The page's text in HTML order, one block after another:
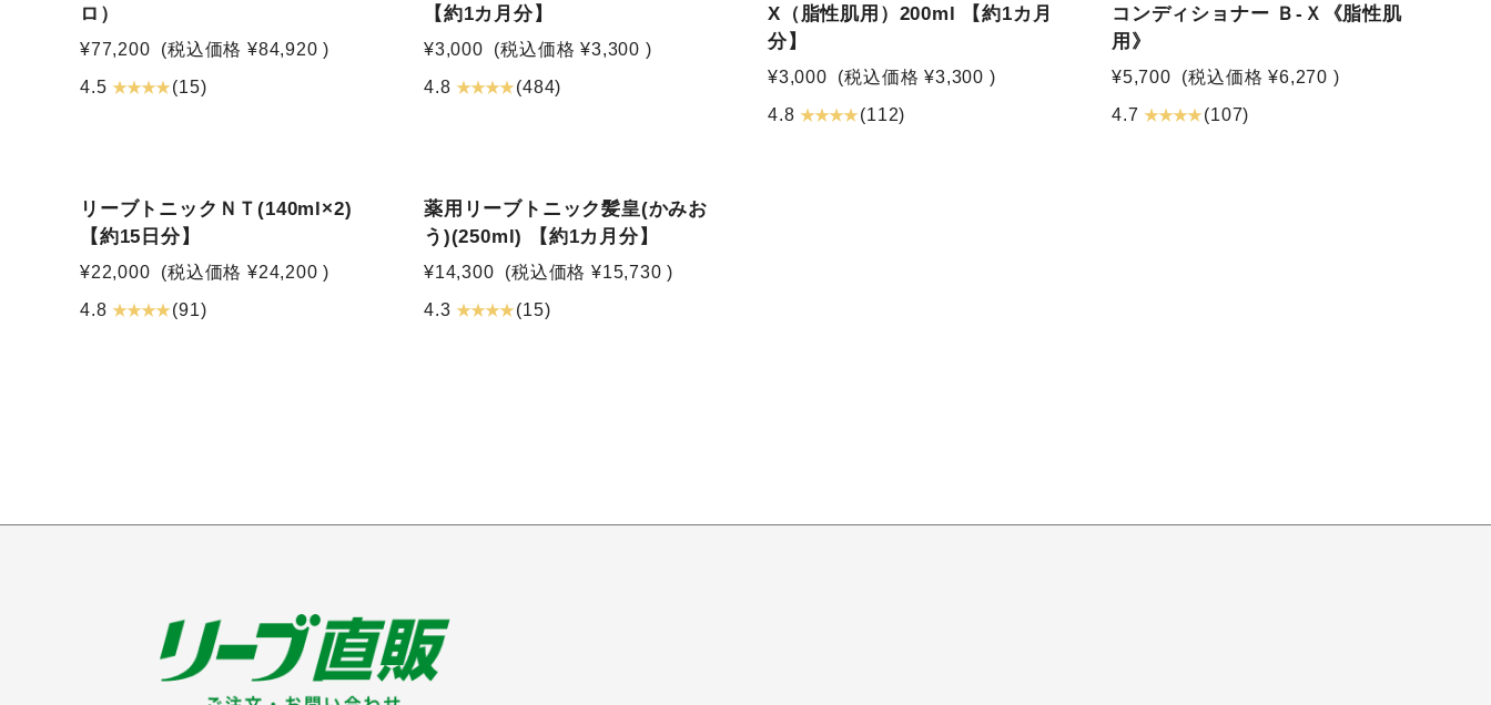
ロ）
¥77,200 (税込価格 ¥84,920 )
4.5 ★ ★ ★ ★(15)
【約1カ月分】
¥3,000 (税込価格 ¥3,300 )
4.8 ★ ★ ★ ★(484)
X（脂性肌用）200ml 【約1カ月
分】
¥3,000 (税込価格 ¥3,300 )
4.8 ★ ★ ★ ★(112)
コンディショナー Ｂ-Ｘ《脂性肌
用》
¥5,700 (税込価格 ¥6,270 )
4.7 ★ ★ ★ ★(107)
リーブトニックＮＴ(140ml×2)
【約15日分】
¥22,000 (税込価格 ¥24,200 )
4.8 ★ ★ ★ ★(91)
薬用リーブトニック髪皇(かみお
う)(250ml) 【約1カ月分】
¥14,300 (税込価格 ¥15,730 )
4.3 ★ ★ ★ ★(15)